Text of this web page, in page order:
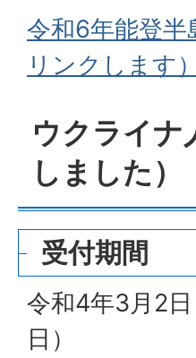
令和6年能登半
リンクします）
ウクライナ
しました）
受付期間
令和4年3月2
日）